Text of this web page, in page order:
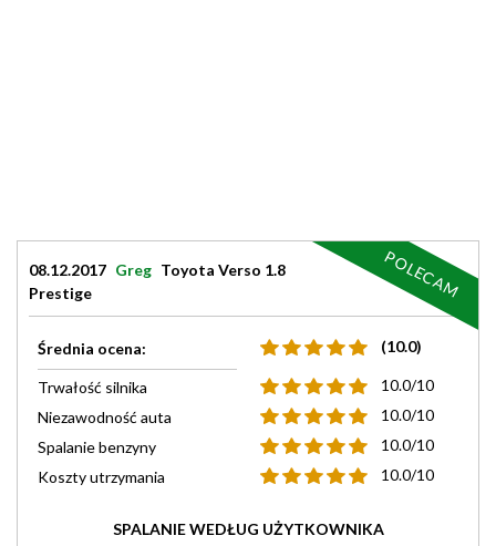
08.12.2017 Greg Toyota Verso 1.8
Prestige
Średnia ocena: (10.0)
Trwałość silnika
10.0/10
Niezawodność auta
10.0/10
Spalanie benzyny
10.0/10
Koszty utrzymania
10.0/10
SPALANIE WEDŁUG UŻYTKOWNIKA
POLECAM